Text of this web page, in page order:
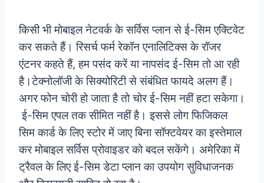
किसी भी मोबाइल नेटवर्क के सर्विस प्लान से ई-सिम एक्टिवेट
कर सकते हैं। रिसर्च फर्म रेकॉन एनालिटिक्स के रॉजर
एंटनर कहते हैं, हम पसंद करें या नापसंद ई-सिम तो आ रही
है।टेक्नोलॉजी के सिक्योरिटी से संबंधित फायदे अलग हैं।
अगर फोन चोरी हो जाता है तो चोर ई-सिम नहीं हटा सकेगा।
ई-सिम एपल तक सीमित नहीं है। इससे लोग फिजिकल
सिम कार्ड के लिए स्टोर में जाए बिना सॉफ्टवेयर का इस्तेमाल
कर मोबाइल सर्विस प्रोवाइडर को बदल सकेंगे। अमेरिका में
ट्रैवल के लिए ई-सिम डेटा प्लान का उपयोग सुविधाजनक